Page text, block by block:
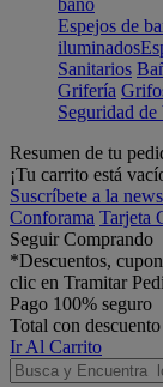
baño
Espejos de
iluminados
Sanitarios
Grifería
Seguridad de
Resumen de tu
¡Tu carrito está
Suscríbete a la
Conforama Tarjeta
Seguir Comprando
*Descuentos,
clic en Tramitar
Pago 100% seguro
Total con descuento
Ir Al Carrito